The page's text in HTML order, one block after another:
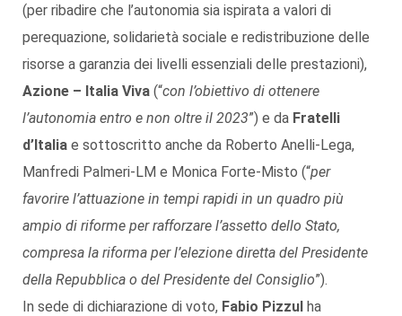
(per ribadire che l’autonomia sia ispirata a valori di
perequazione, solidarietà sociale e redistribuzione delle
risorse a garanzia dei livelli essenziali delle prestazioni),
Azione – Italia Viva (“con l’obiettivo di ottenere
l’autonomia entro e non oltre il 2023”) e da Fratelli
d’Italia e sottoscritto anche da Roberto Anelli-Lega,
Manfredi Palmeri-LM e Monica Forte-Misto (“per
favorire l’attuazione in tempi rapidi in un quadro più
ampio di riforme per rafforzare l’assetto dello Stato,
compresa la riforma per l’elezione diretta del Presidente
della Repubblica o del Presidente del Consiglio”).
In sede di dichiarazione di voto, Fabio Pizzul ha